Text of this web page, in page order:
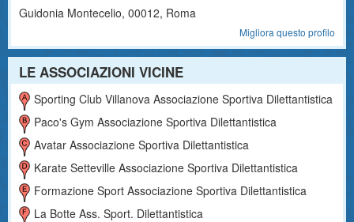
Guidonia Montecelio, 00012, Roma
Migliora questo profilo
LE ASSOCIAZIONI VICINE
Sporting Club Villanova Associazione Sportiva Dilettantistica
Paco's Gym Associazione Sportiva Dilettantistica
Avatar Associazione Sportiva Dilettantistica
Karate Setteville Associazione Sportiva Dilettantistica
Formazione Sport Associazione Sportiva Dilettantistica
La Botte Ass. Sport. Dilettantistica